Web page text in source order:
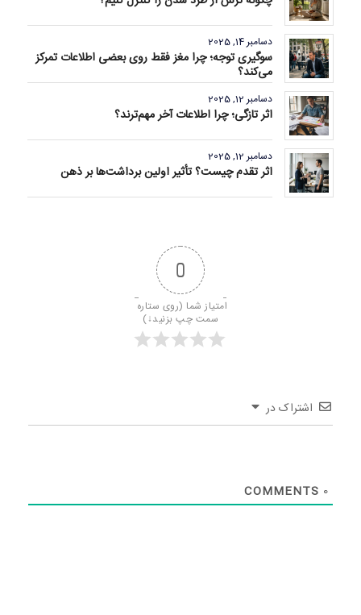
دسامبر 14, 2025
سوگیری توجه؛ چرا مغز فقط روی بعضی اطلاعات تمرکز
می‌کند؟
دسامبر 12, 2025
اثر تازگی؛ چرا اطلاعات آخر مهم‌ترند؟
دسامبر 12, 2025
اثر تقدم چیست؟ تأثیر اولین برداشت‌ها بر ذهن
0
امتیاز شما (روی ستاره
سمت چپ بزنید↓)
اشتراک در
0